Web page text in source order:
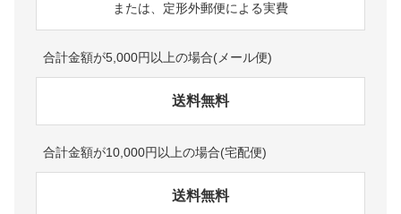
または、定形外郵便による実費
合計金額が5,000円以上の場合(メール便)
送料無料
合計金額が10,000円以上の場合(宅配便)
送料無料